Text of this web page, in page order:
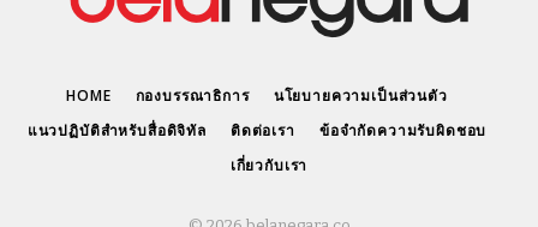
HOME กองบรรณาธิการ
นโยบายความเป็นส่วนตัว
แนวปฏิบัติสำหรับสื่อดิจิทัล
ติดต่อเรา
ข้อจำกัดความรับผิดชอบ
เกี่ยวกับเรา